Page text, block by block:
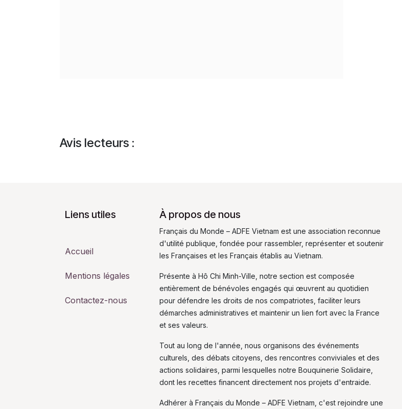
Avis lecteurs :
Liens utiles
Accueil
Mentions légales
Contactez-nous
À propos de nous
Français du Monde – ADFE Vietnam est une association reconnue
d'utilité publique, fondée pour rassembler, représenter et soutenir
les Françaises et les Français établis au Vietnam.
Présente à Hô Chi Minh-Ville, notre section est composée
entièrement de bénévoles engagés qui œuvrent au quotidien
pour défendre les droits de nos compatriotes, faciliter leurs
démarches administratives et maintenir un lien fort avec la France
et ses valeurs.
Tout au long de l'année, nous organisons des événements
culturels, des débats citoyens, des rencontres conviviales et des
actions solidaires, parmi lesquelles notre Bouquinerie Solidaire,
dont les recettes financent directement nos projets d'entraide.
Adhérer à Français du Monde – ADFE Vietnam, c'est rejoindre une